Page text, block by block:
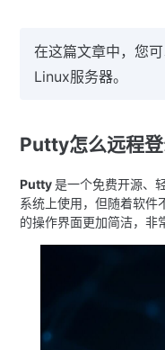
在这篇文章中，您
Linux服务器。
Putty怎么远程
Putty 是一个免费开源、
系统上使用，但随着软
的操作界面更加简洁，非